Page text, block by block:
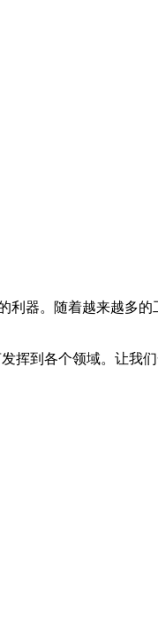
器。随着越来越多
到各个领域。让我